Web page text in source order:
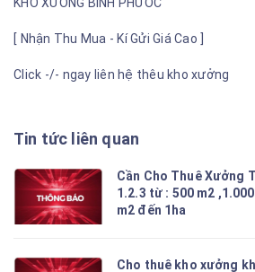
[ Nhận Thu Mua - Kí Gửi Giá Cao ]
Click -/- ngay liên hệ thêu kho xưởng
Tin tức liên quan
Cần Cho Thuê Xưởng
1.2.3 từ : 500 m2
m2 đến 1ha
Cho thuê kho xưởng